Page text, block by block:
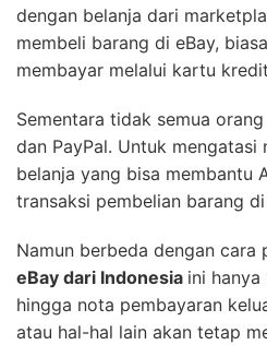
dengan belanja dari
membeli barang di eBay,
membayar melalui kartu
Sementara tidak semua
dan PayPal. Untuk mengatasi
belanja yang bisa membantu
transaksi pembelian barang di
Namun berbeda dengan cara
eBay dari Indonesia ini
hingga nota pembayaran
atau hal-hal lain akan tetap